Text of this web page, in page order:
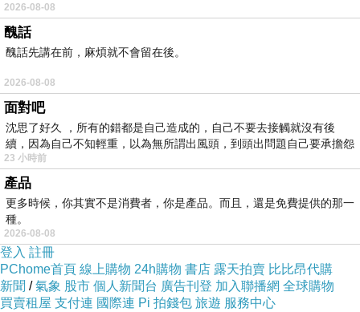
2026-08-08
醜話
醜話先講在前，麻煩就不會留在後。
2026-08-08
面對吧
沈思了好久 ，所有的錯都是自己造成的，自己不要去接觸就沒有後
續，因為自己不知輕重，以為無所謂出風頭，到頭出問題自己要承擔怨
不
23 小時前
產品
更多時候，你其實不是消費者，你是產品。而且，還是免費提供的那一
種。
2026-08-08
登入 註冊
PChome首頁 線上購物 24h購物 書店 露天拍賣 比比昂代購
新聞 /氣象 股市 個人新聞台 廣告刊登 加入聯播網 全球購物
買賣租屋 支付連 國際連 Pi 拍錢包 旅遊 服務中心